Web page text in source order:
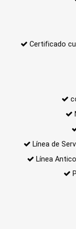
Certificado
Línea de
Línea